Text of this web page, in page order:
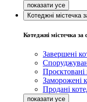
Котеджні містечка
Котеджні містечка за
Завершені
Проєктовані
Заморожені
Продані